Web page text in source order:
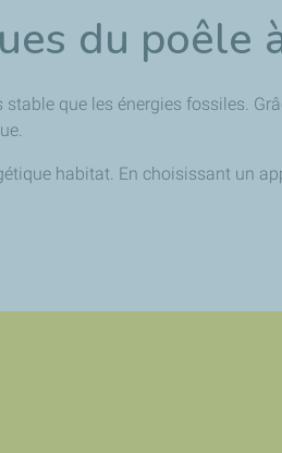
du poêle
que les énergies fossiles.
habitat. En choisissant un